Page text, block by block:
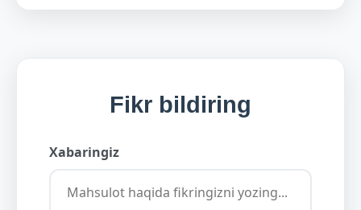
Fikr bildiring
Xabaringiz